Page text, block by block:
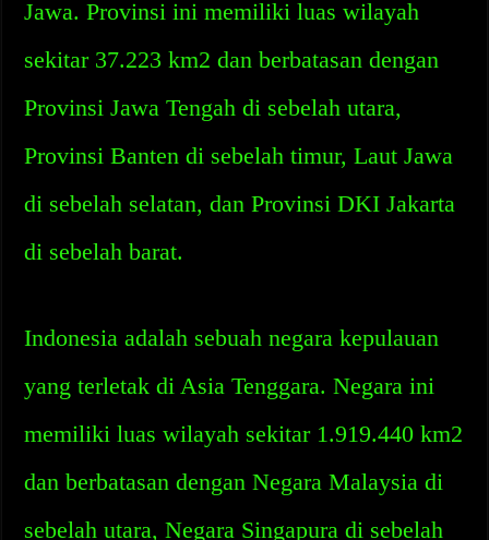
Jawa. Provinsi ini memiliki luas wilayah
sekitar 37.223 km2 dan berbatasan dengan
Provinsi Jawa Tengah di sebelah utara,
Provinsi Banten di sebelah timur, Laut Jawa
di sebelah selatan, dan Provinsi DKI Jakarta
di sebelah barat.
Indonesia adalah sebuah negara kepulauan
yang terletak di Asia Tenggara. Negara ini
memiliki luas wilayah sekitar 1.919.440 km2
dan berbatasan dengan Negara Malaysia di
sebelah utara, Negara Singapura di sebelah